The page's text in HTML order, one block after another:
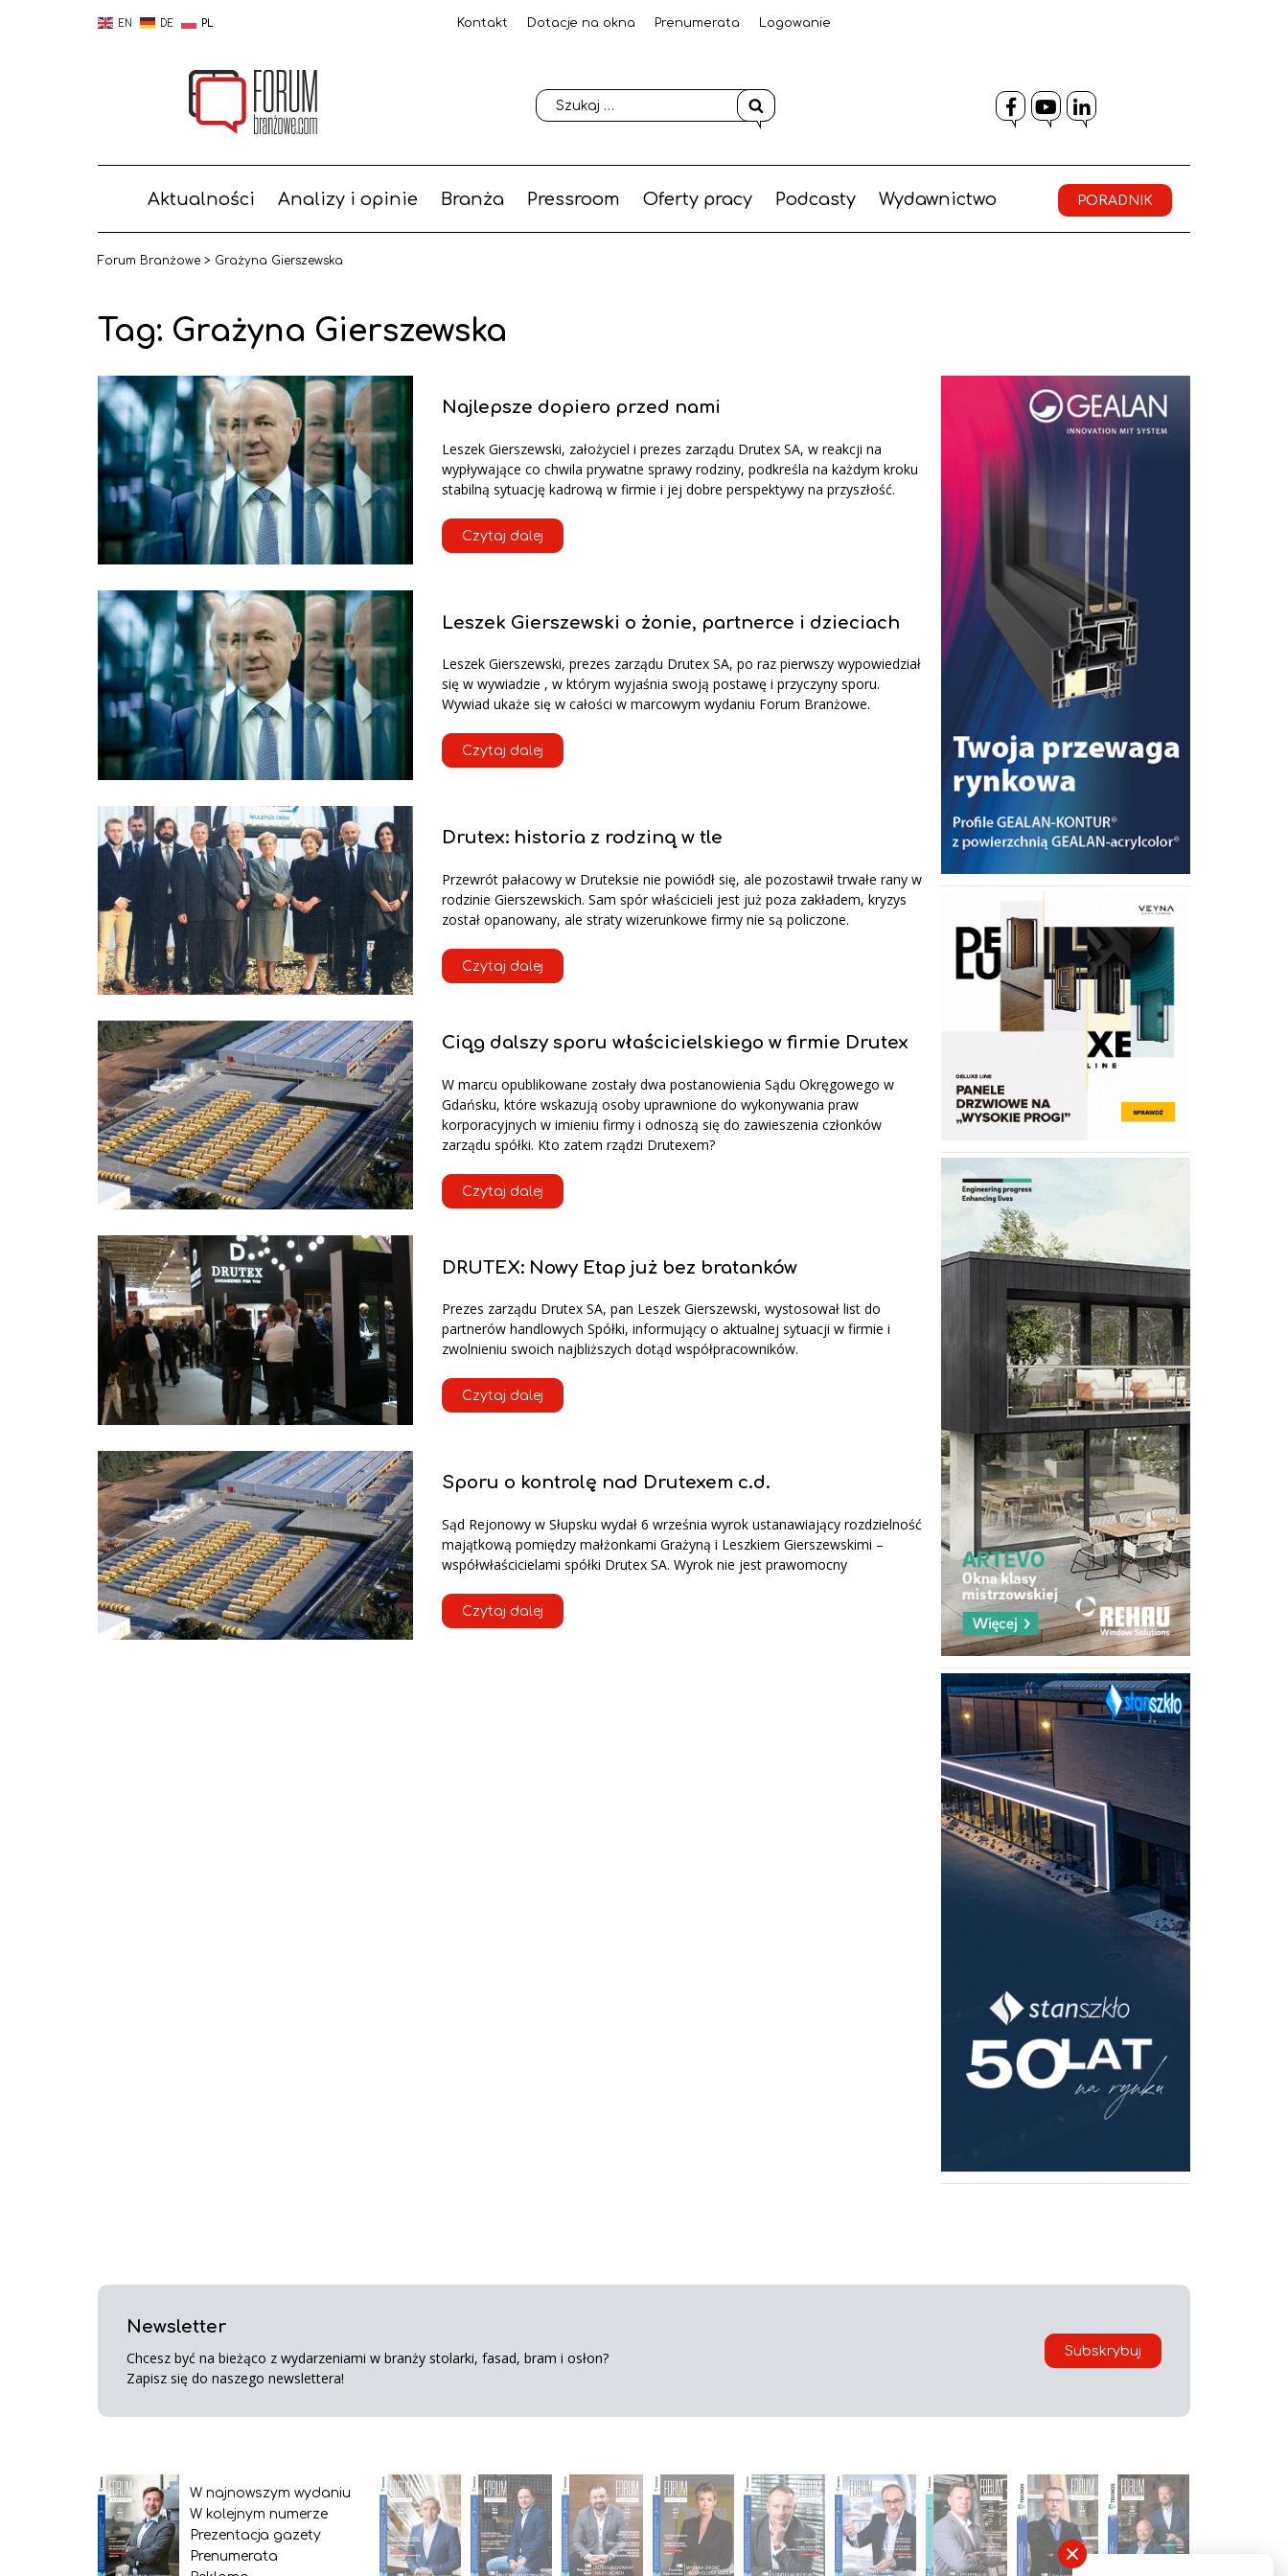
EN DE PL Kontakt Dotacje na okna Prenumerata Logowanie
Facebook
YouTube
LinkedIn
Aktualności Analizy i opinie Branża Pressroom Oferty pracy Podcasty Wydawnictwo PORADNIK
Forum Branżowe > Grażyna Gierszewska
Tag: Grażyna Gierszewska
Najlepsze dopiero przed nami
Leszek Gierszewski, założyciel i prezes zarządu Drutex SA, w reakcji na
wypływające co chwila prywatne sprawy rodziny, podkreśla na każdym kroku
stabilną sytuację kadrową w firmie i jej dobre perspektywy na przyszłość.
Czytaj dalej
Leszek Gierszewski o żonie, partnerce i dzieciach
Leszek Gierszewski, prezes zarządu Drutex SA, po raz pierwszy wypowiedział
się w wywiadzie , w którym wyjaśnia swoją postawę i przyczyny sporu.
Wywiad ukaże się w całości w marcowym wydaniu Forum Branżowe.
Czytaj dalej
Drutex: historia z rodziną w tle
Przewrót pałacowy w Druteksie nie powiódł się, ale pozostawił trwałe rany w
rodzinie Gierszewskich. Sam spór właścicieli jest już poza zakładem, kryzys
został opanowany, ale straty wizerunkowe firmy nie są policzone.
Czytaj dalej
Ciąg dalszy sporu właścicielskiego w firmie Drutex
W marcu opublikowane zostały dwa postanowienia Sądu Okręgowego w
Gdańsku, które wskazują osoby uprawnione do wykonywania praw
korporacyjnych w imieniu firmy i odnoszą się do zawieszenia członków
zarządu spółki. Kto zatem rządzi Drutexem?
Czytaj dalej
DRUTEX: Nowy Etap już bez bratanków
Prezes zarządu Drutex SA, pan Leszek Gierszewski, wystosował list do
partnerów handlowych Spółki, informujący o aktualnej sytuacji w firmie i
zwolnieniu swoich najbliższych dotąd współpracowników.
Czytaj dalej
Sporu o kontrolę nad Drutexem c.d.
Sąd Rejonowy w Słupsku wydał 6 września wyrok ustanawiający rozdzielność
majątkową pomiędzy małżonkami Grażyną i Leszkiem Gierszewskimi –
współwłaścicielami spółki Drutex SA. Wyrok nie jest prawomocny
Czytaj dalej
Newsletter
Chcesz być na bieżąco z wydarzeniami w branży stolarki, fasad, bram i osłon?
Zapisz się do naszego newslettera!
Subskrybuj
W najnowszym wydaniu
W kolejnym numerze
Prezentacja gazety
Prenumerata
×